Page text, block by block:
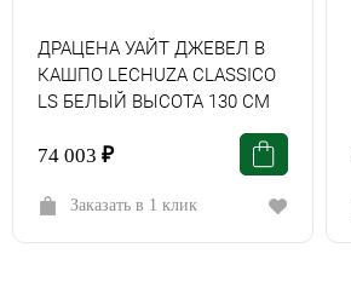
ДРАЦЕНА УАЙТ ДЖЕВЕЛ В
КАШПО LECHUZA СLASSICO
LS БЕЛЫЙ ВЫСОТА 130 СМ
74 003 ₽
Заказать в 1 клик